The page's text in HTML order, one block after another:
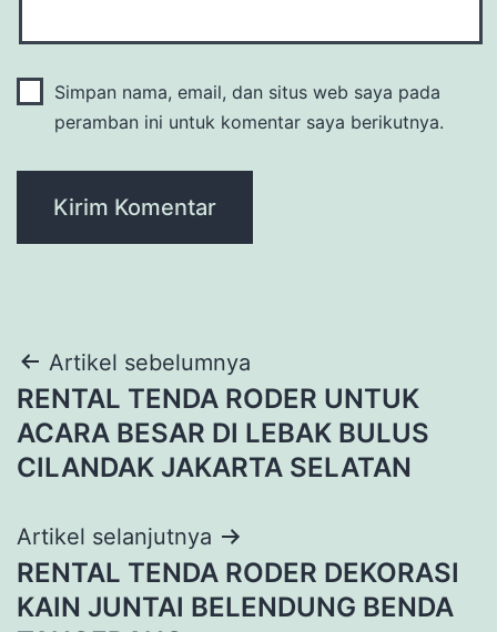
Simpan nama, email, dan situs web saya pada
peramban ini untuk komentar saya berikutnya.
Navigasi
pos
Artikel sebelumnya
RENTAL TENDA RODER UNTUK
ACARA BESAR DI LEBAK BULUS
CILANDAK JAKARTA SELATAN
Artikel selanjutnya
RENTAL TENDA RODER DEKORASI
KAIN JUNTAI BELENDUNG BENDA